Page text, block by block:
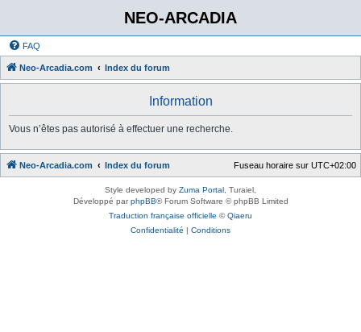
NEO-ARCADIA
FAQ
Neo-Arcadia.com Index du forum
Information
Vous n’êtes pas autorisé à effectuer une recherche.
Neo-Arcadia.com Index du forum Fuseau horaire sur UTC+02:00
Style developed by Zuma Portal , Turaiel,
Développé parphpBB® Forum Software © phpBB Limited
Traduction française officielle ©Qiaeru
Confidentialité | Conditions